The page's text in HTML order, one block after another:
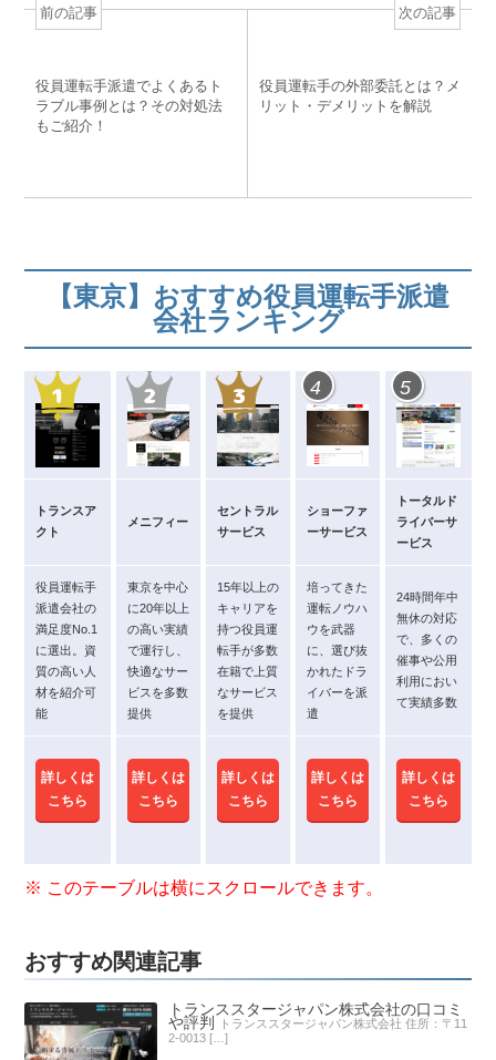
o
k
前の記事
役員運転手派遣でよくあるト
ラブル事例とは？その対処法
もご紹介！
次の記事
役員運転手の外部委託とは？メ
リット・デメリットを解説
【東京】おすすめ役員運転手派遣
会社ランキング
4 5
トランスア
クト
メニフィー
セントラル
サービス
ショーファ
ーサービス
トータルド
ライバーサ
ービス
役員運転手
派遣会社の
満足度No.1
に選出。資
質の高い人
材を紹介可
能
東京を中心
に20年以上
の高い実績
で運行し、
快適なサー
ビスを多数
提供
15年以上の
キャリアを
持つ役員運
転手が多数
在籍で上質
なサービス
を提供
培ってきた
運転ノウハ
ウを武器
に、選び抜
かれたドラ
イバーを派
遣
24時間年中
無休の対応
で、多くの
催事や公用
利用におい
て実績多数
詳しくは
こちら
詳しくは
こちら
詳しくは
こちら
詳しくは
こちら
詳しくは
こちら
おすすめ関連記事
トランススタージャパン株式会社の口コミ
や評判
トランススタージャパン株式会社 住所：〒11
2-0013 […]